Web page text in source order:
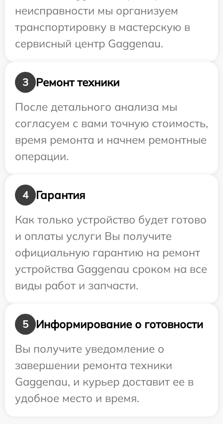
неисправности мы организуем
транспортировку в мастерскую в
сервисный центр Gaggenau.
3
Ремонт техники
После детального анализа мы
согласуем с вами точную стоимость,
время ремонта и начнем ремонтные
операции.
4
Гарантия
Как только устройство будет готово
и оплаты услуги Вы получите
официальную гарантию на ремонт
устройства Gaggenau сроком на все
виды работ и запчасти.
5
Информирование о готовности
Вы получите уведомление о
завершении ремонта техники
Gaggenau, и курьер доставит ее в
удобное место и время.